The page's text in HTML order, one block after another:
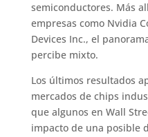
semiconductores. Más
empresas como Nvidia
Devices Inc., el
percibe mixto.
Los últimos resultados
mercados de chips
que algunos en Wall
impacto de una posible